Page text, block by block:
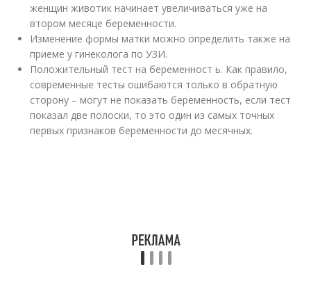
женщин животик начинает увеличиваться уже на
втором месяце беременности.
Изменение формы матки можно определить также на
приеме у гинеколога по УЗИ.
Положительный тест на беременност ь. Как правило,
современные тесты ошибаются только в обратную
сторону – могут не показать беременность, если тест
показал две полоски, то это один из самых точных
первых признаков беременности до месячных.